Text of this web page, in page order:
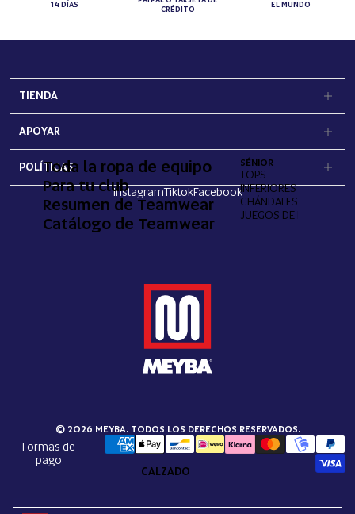
Toda la ropa de equipo
Para tu club
Resumen de Teamwear
Catálogo de Teamwear
SÉNIOR
TOPS
INFERIORES
CHÁNDALES
JUEGOS DE PORTERO
CALZADO
14 DÍAS
CRÉDITO
EL MUNDO
TIENDA
APOYAR
POLÍTICAS
InstagramTiktokFacebook
© 2026 MEYBA. TODOS LOS DERECHOS RESERVADOS.
Formas de
pago